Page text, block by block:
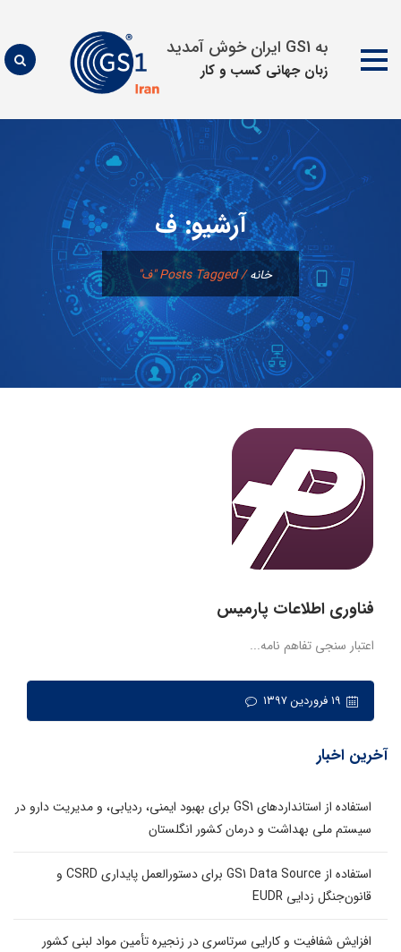
به GS1 ایران خوش آمدید
زبان جهانی كسب و كار
محتوا
آرشیو:ف
خانه/Posts Tagged "ف"
فناوری اطلاعات پارمیس
اعتبار سنجی تفاهم نامه...
آخرین اخبار
استفاده از استانداردهای GS1 برای بهبود ایمنی، ردیابی، و مدیریت دارو در
سیستم ملی بهداشت و درمان کشور انگلستان
استفاده از GS1 Data Source برای دستورالعمل پایداری CSRD و
قانون‌جنگل زدایی EUDR
افزایش شفافیت و کارایی سرتاسری در زنجیره تأمین مواد لبنی کشور